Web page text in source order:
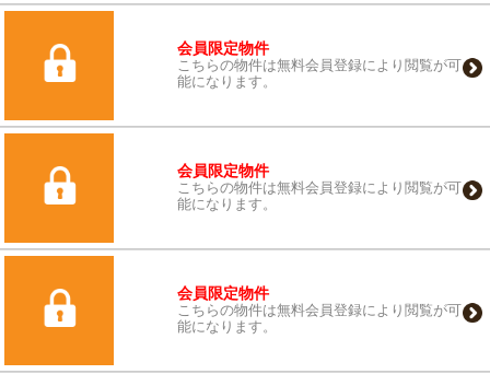
会員限定物件
こちらの物件は無料会員登録により閲覧が可
能になります。
会員限定物件
こちらの物件は無料会員登録により閲覧が可
能になります。
会員限定物件
こちらの物件は無料会員登録により閲覧が可
能になります。